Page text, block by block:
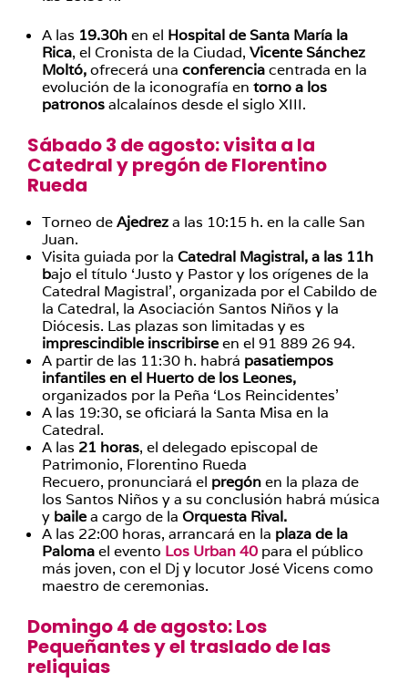
A las 19.30hen el Hospital de Santa María la
Rica, el Cronista de la Ciudad, Vicente Sánchez
Moltó,ofrecerá una conferenciacentrada en la
evolución de la iconografía en torno a los
patronosalcalaínos desde el siglo XIII.
Sábado 3 de agosto: visita a la
Catedral y pregón de Florentino
Rueda
Torneo deAjedreza las 10:15 h. en la calle San
Juan.
Visita guiada por la Catedral Magistral, a las 11h
bajo el título ‘Justo y Pastor y los orígenes de la
Catedral Magistral’, organizada por el Cabildo de
la Catedral, la Asociación Santos Niños y la
Diócesis. Las plazas son limitadas y es
imprescindible inscribirseen el 91 889 26 94.
A partir de las 11:30 h. habrá pasatiempos
infantiles en el Huerto de los Leones,
organizados por la Peña ‘Los Reincidentes’
A las 19:30, se oficiará la Santa Misa en la
Catedral.
A las 21 horas, el delegado episcopal de
Patrimonio, Florentino Rueda
Recuero, pronunciará el pregónen la plaza de
los Santos Niños y a su conclusión habrá música
y bailea cargo de la Orquesta Rival.
A las 22:00 horas, arrancará en la plaza de la
Palomael evento Los Urban 40 para el público
más joven, con el Dj y locutor José Vicens como
maestro de ceremonias.
Domingo 4 de agosto: Los
Pequeñantes y el traslado de las
reliquias